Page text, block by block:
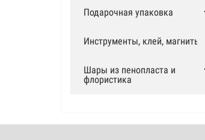
Подарочная упаковка
Инструменты, клей, магниты
Шары из пенопласта и
флористика